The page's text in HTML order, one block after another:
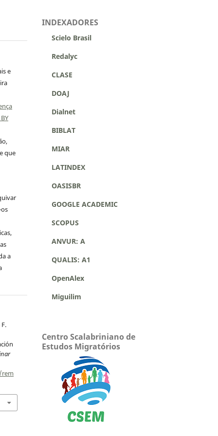
e
que
a
INDEXADORES
Scielo Brasil
Redalyc
CLASE
DOAJ
Dialnet
BIBLAT
MIAR
LATINDEX
OASISBR
GOOGLE ACADEMIC
SCOPUS
ANVUR: A
QUALIS: A1
OpenAlex
Miguilim
Centro Scalabriniano de
Estudos Migratórios